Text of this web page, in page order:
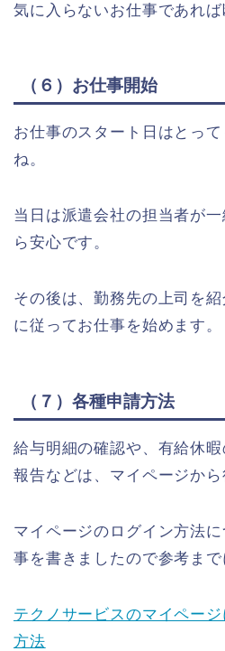
気に入らないお仕事であれば
（６）お仕事開始
お仕事のスタート日はとっ
ね。
当日は派遣会社の担当者が
ら安心です。
その後は、勤務先の上司を
に従ってお仕事を始めます。
（７）各種申請方法
給与明細の確認や、有給休
報告などは、マイページから
マイページのログイン方法
事を書きましたので参考まで
テクノサービスのマイペー
方法